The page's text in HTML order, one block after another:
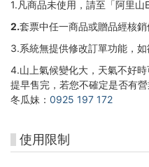
1.凡商品未使用，請至「阿里山
2.套票中任一商品或贈品經核銷
3.系統無提供修改訂單功能，如
4.山上氣候變化大，天氣不好
提早售完，若您不確定是否有
冬瓜妹： 0925 197 172
使用限制